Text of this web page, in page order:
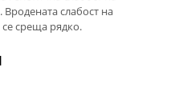
слабост на
среща рядко.